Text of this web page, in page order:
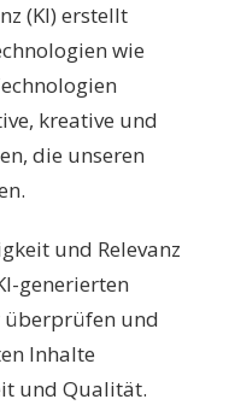
(KI) erstellt
wie
kreative und
die unseren
und Relevanz
generierten
überprüfen und
Inhalte
und Qualität.